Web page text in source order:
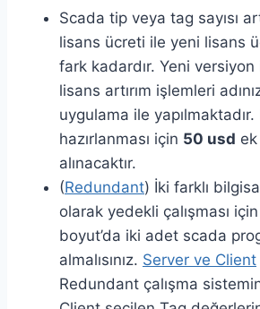
Scada tip veya tag sayısı
lisans ücreti ile yeni lisans
fark kadardır. Yeni
lisans artırım işlemleri
uygulama ile yapılmaktadır.
hazırlanması için 50 usd
alınacaktır.
(Redundant) İki farklı
olarak yedekli çalışması
boyut’da iki adet scada
almalısınız. Server ve Client
Redundant çalışma